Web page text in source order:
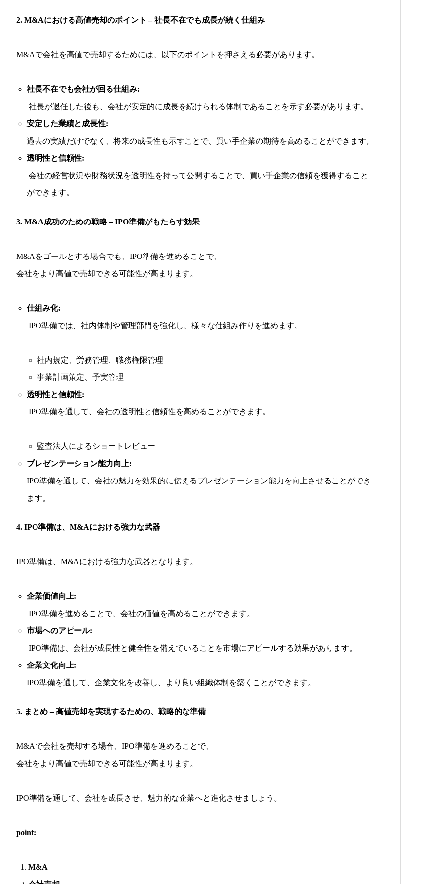
2. M&Aにおける高値売却のポイント – 社長不在でも成長が続く仕組み
M&Aで会社を高値で売却するためには、以下のポイントを押さえる必要があります。
社長不在でも会社が回る仕組み:
社長が退任した後も、会社が安定的に成長を続けられる体制であることを示す必要があります。
安定した業績と成長性:
過去の実績だけでなく、将来の成長性も示すことで、買い手企業の期待を高めることができます。
透明性と信頼性:
会社の経営状況や財務状況を透明性を持って公開することで、買い手企業の信頼を獲得すること
ができます。
3. M&A成功のための戦略 – IPO準備がもたらす効果
M&Aをゴールとする場合でも、IPO準備を進めることで、
会社をより高値で売却できる可能性が高まります。
仕組み化:
IPO準備では、社内体制や管理部門を強化し、様々な仕組み作りを進めます。
社内規定、労務管理、職務権限管理
事業計画策定、予実管理
透明性と信頼性:
IPO準備を通して、会社の透明性と信頼性を高めることができます。
監査法人によるショートレビュー
プレゼンテーション能力向上:
IPO準備を通して、会社の魅力を効果的に伝えるプレゼンテーション能力を向上させることができ
ます。
4. IPO準備は、M&Aにおける強力な武器
IPO準備は、M&Aにおける強力な武器となります。
企業価値向上:
IPO準備を進めることで、会社の価値を高めることができます。
市場へのアピール:
IPO準備は、会社が成長性と健全性を備えていることを市場にアピールする効果があります。
企業文化向上:
IPO準備を通して、企業文化を改善し、より良い組織体制を築くことができます。
5. まとめ – 高値売却を実現するための、戦略的な準備
M&Aで会社を売却する場合、IPO準備を進めることで、
会社をより高値で売却できる可能性が高まります。
IPO準備を通して、会社を成長させ、魅力的な企業へと進化させましょう。
point:
M&A